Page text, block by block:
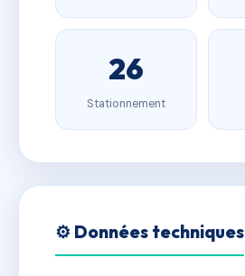
26
Stationnement
⚙️ Données techniques